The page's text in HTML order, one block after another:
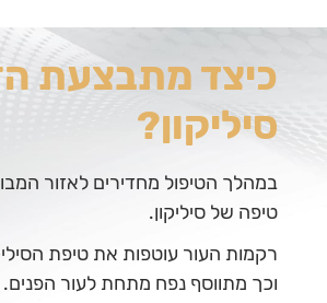
כיצד מתבצעת
סיליקון?
במהלך הטיפול מחדירים לאזור
טיפה של סיליקון.
רקמות העור עוטפות את טיפת
וכך מתווסף נפח מתחת לעור הפנים.